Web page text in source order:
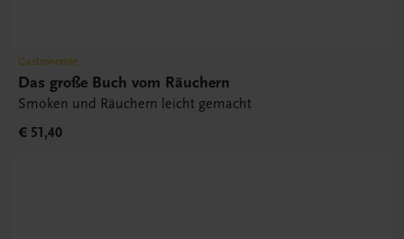
Gastronomie
Das große Buch vom Räuchern
Smoken und Räuchern leicht gemacht
€ 51,40